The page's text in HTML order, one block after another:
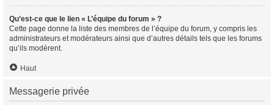
Qu’est-ce que le lien « L’équipe du forum » ?
Cette page donne la liste des membres de l’équipe du forum, y compris les
administrateurs et modérateurs ainsi que d’autres détails tels que les forums
qu’ils modèrent.
Haut
Messagerie privée